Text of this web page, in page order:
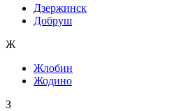
Дзержинск
Добруш
Ж
Жлобин
Жодино
З